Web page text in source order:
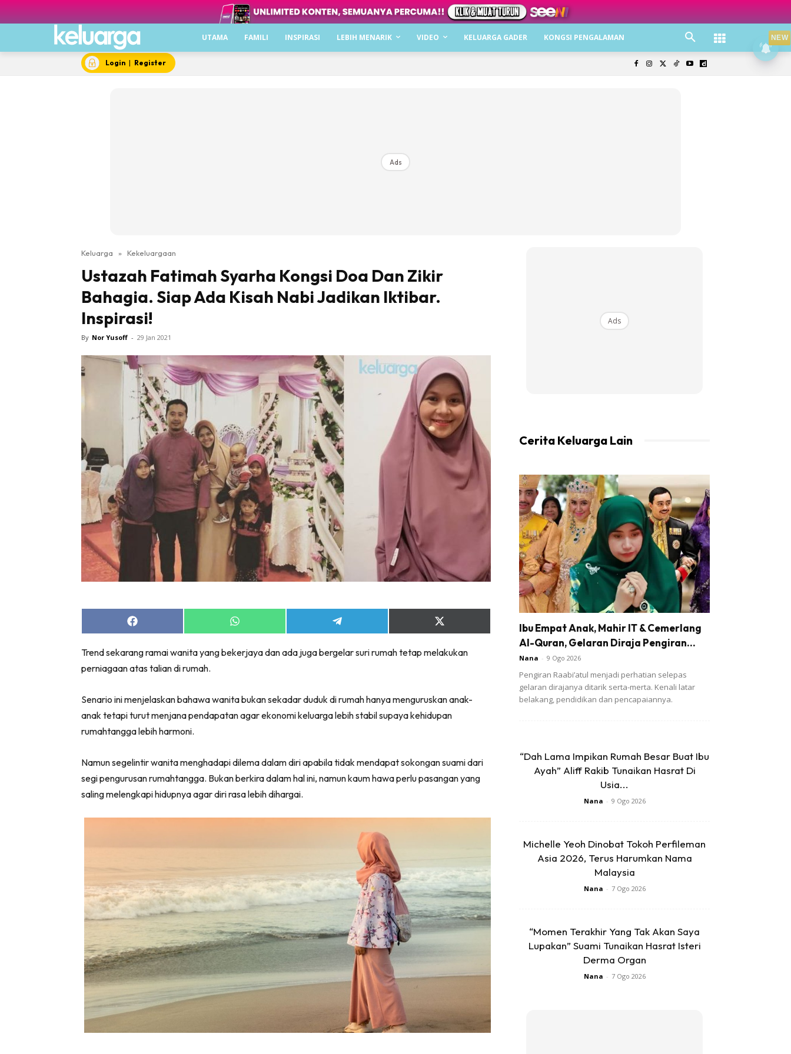
UTAMA FAMILI INSPIRASI LEBIH MENARIK VIDEO KELUARGA GADER KONGSI PENGALAMAN
Login | Register
Ads
Keluarga » Kekeluargaan
Ustazah Fatimah Syarha Kongsi Doa Dan Zikir
Bahagia. Siap Ada Kisah Nabi Jadikan Iktibar.
Inspirasi!
By Nor Yusoff - 29 Jan 2021
Share
on
Share
on
Share
on
Share
on
(Twitter)
Trend sekarang ramai wanita yang bekerjaya dan ada juga bergelar suri rumah tetap melakukan
perniagaan atas talian di rumah.
Senario ini menjelaskan bahawa wanita bukan sekadar duduk di rumah hanya menguruskan anak-
anak tetapi turut menjana pendapatan agar ekonomi keluarga lebih stabil supaya kehidupan
rumahtangga lebih harmoni.
Namun segelintir wanita menghadapi dilema dalam diri apabila tidak mendapat sokongan suami dari
segi pengurusan rumahtangga. Bukan berkira dalam hal ini, namun kaum hawa perlu pasangan yang
saling melengkapi hidupnya agar diri rasa lebih dihargai.
Ads
Cerita Keluarga Lain
Ibu Empat Anak, Mahir IT & Cemerlang
Al-Quran, Gelaran Diraja Pengiran...
Nana - 9 Ogo 2026
Pengiran Raabi’atul menjadi perhatian selepas
gelaran dirajanya ditarik serta-merta. Kenali latar
belakang, pendidikan dan pencapaiannya.
“Dah Lama Impikan Rumah Besar Buat Ibu
Ayah” Aliff Rakib Tunaikan Hasrat Di
Usia...
Nana - 9 Ogo 2026
Michelle Yeoh Dinobat Tokoh Perfileman
Asia 2026, Terus Harumkan Nama
Malaysia
Nana - 7 Ogo 2026
“Momen Terakhir Yang Tak Akan Saya
Lupakan” Suami Tunaikan Hasrat Isteri
Derma Organ
Nana - 7 Ogo 2026
NEW